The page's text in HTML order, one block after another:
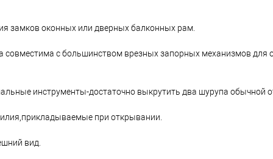
замков оконных или дверных балконных рам.
совместима с большинством врезных запорных механизмов для
инструменты-достаточно выкрутить два шурупа обычной
при открывании.
вид.